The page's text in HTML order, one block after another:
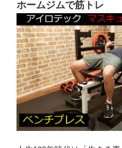
人生100年時代は「生きる
ーションの次は健康寿命を
ムで筋トレにチャレンジし
・ホームジムを作りました